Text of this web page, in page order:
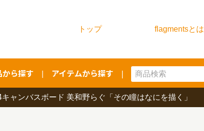
トップ flagmentsとは
から探す アイテムから探す
キャンバスボード 美和野らぐ「その瞳はなにを描く」